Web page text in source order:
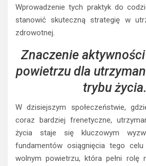
Wprowadzenie tych praktyk do
stanowić skuteczną strategię w
zdrowotnej.
Znaczenie
powietrzu dla
trybu życia.
W dzisiejszym społeczeństwie,
coraz bardziej frenetyczne,
życia staje się kluczowym
fundamentów osiągnięcia tego
wolnym powietrzu, która pełni rolę